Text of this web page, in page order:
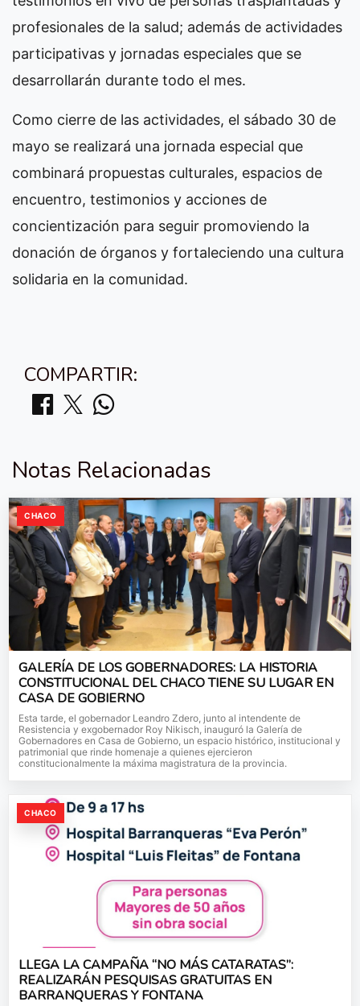
profesionales de la salud; además de actividades
participativas y jornadas especiales que se
desarrollarán durante todo el mes.
Como cierre de las actividades, el sábado 30 de
mayo se realizará una jornada especial que
combinará propuestas culturales, espacios de
encuentro, testimonios y acciones de
concientización para seguir promoviendo la
donación de órganos y fortaleciendo una cultura
solidaria en la comunidad.
COMPARTIR:
Notas Relacionadas
CHACO
GALERÍA DE LOS GOBERNADORES: LA HISTORIA
CONSTITUCIONAL DEL CHACO TIENE SU LUGAR EN
CASA DE GOBIERNO
Esta tarde, el gobernador Leandro Zdero, junto al intendente de
Resistencia y exgobernador Roy Nikisch, inauguró la Galería de
Gobernadores en Casa de Gobierno, un espacio histórico, institucional y
patrimonial que rinde homenaje a quienes ejercieron
constitucionalmente la máxima magistratura de la provincia.
CHACO
LLEGA LA CAMPAÑA “NO MÁS CATARATAS”:
REALIZARÁN PESQUISAS GRATUITAS EN
BARRANQUERAS Y FONTANA